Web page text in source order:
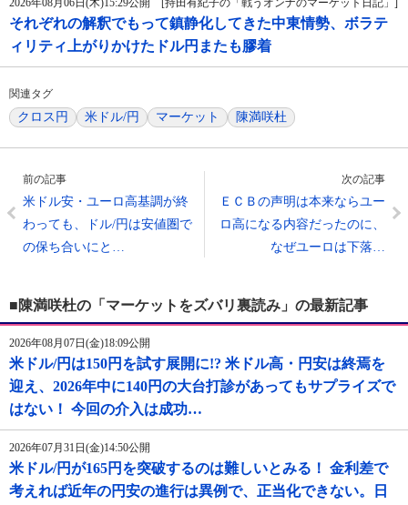
2026年08月06日(木)15:29公開 [持田有紀子の「戦うオンナのマーケット日記」]
それぞれの解釈でもって鎮静化してきた中東情勢、ボラテ
ィリティ上がりかけたドル円またも膠着
関連タグ
クロス円 米ドル/円 マーケット 陳満咲杜
前の記事
米ドル安・ユーロ高基調が終
わっても、ドル/円は安値圏で
の保ち合いにと…
次の記事
ＥＣＢの声明は本来ならユー
ロ高になる内容だったのに、
なぜユーロは下落…
■陳満咲杜の「マーケットをズバリ裏読み」の最新記事
2026年08月07日(金)18:09公開
米ドル/円は150円を試す展開に!? 米ドル高・円安は終焉を
迎え、2026年中に140円の大台打診があってもサプライズで
はない！ 今回の介入は成功…
2026年07月31日(金)14:50公開
米ドル/円が165円を突破するのは難しいとみる！ 金利差で
考えれば近年の円安の進行は異例で、正当化できない。日